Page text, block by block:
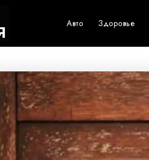
Авто Здоровье